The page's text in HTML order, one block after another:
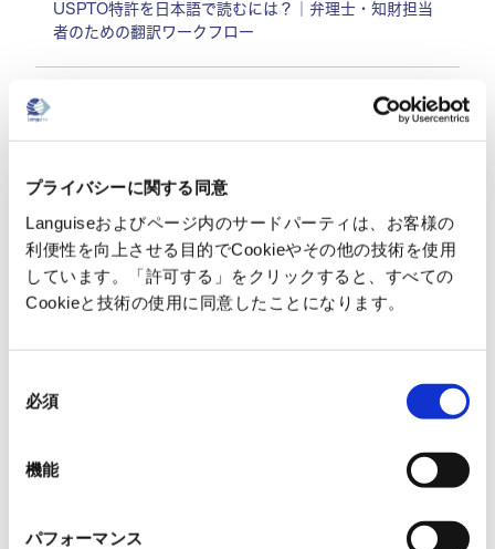
プライバシーに関する同意
Languiseおよびページ内のサードパーティは、お客様の
利便性を向上させる目的でCookieやその他の技術を使用
しています。「許可する」をクリックすると、すべての
Cookieと技術の使用に同意したことになります。
必須
機能
パフォーマンス
USPTO特許を日本語で読むには？｜弁理士・知財担当
者のための翻訳ワークフロー
製薬・化学R&Dの英語論文を効率的に翻訳＆要約する
2026/06/02
2026年版 弁理士・知財担当者のための特許翻訳AIツー
ル選び方ガイド
専門用語の翻訳がバラバラになる問題を根本から解決す
英語の営業・マーケ資料をPDFのまま翻訳して提出する